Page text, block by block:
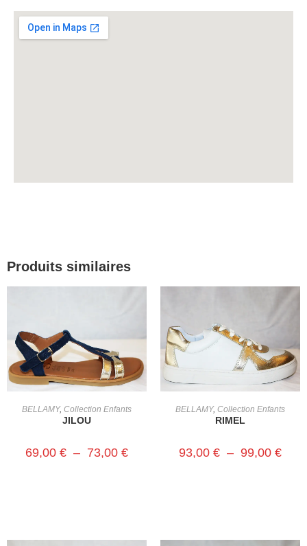
Produits similaires
CHOIX DES OPTIONS
BELLAMY, Collection Enfants
JILOU
69,00 € – 73,00 €
CHOIX DES OPTIONS
BELLAMY, Collection Enfants
RIMEL
93,00 € – 99,00 €